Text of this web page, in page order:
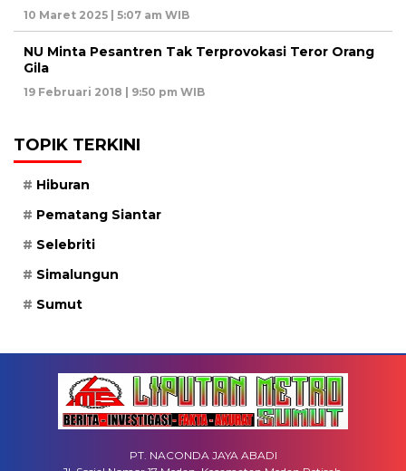
10 Maret 2025 | 5:07 am WIB
NU Minta Pesantren Tak Terprovokasi Teror Orang
Gila
19 Februari 2018 | 9:50 pm WIB
TOPIK TERKINI
Hiburan
Pematang Siantar
Selebriti
Simalungun
Sumut
PT. NACONDA JAYA ABADI